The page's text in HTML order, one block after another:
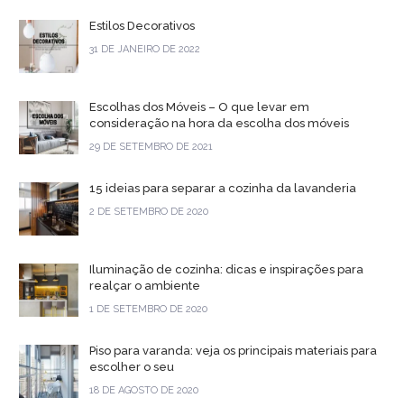
Estilos Decorativos
31 DE JANEIRO DE 2022
Escolhas dos Móveis – O que levar em
consideração na hora da escolha dos móveis
29 DE SETEMBRO DE 2021
15 ideias para separar a cozinha da lavanderia
2 DE SETEMBRO DE 2020
Iluminação de cozinha: dicas e inspirações para
realçar o ambiente
1 DE SETEMBRO DE 2020
Piso para varanda: veja os principais materiais para
escolher o seu
18 DE AGOSTO DE 2020